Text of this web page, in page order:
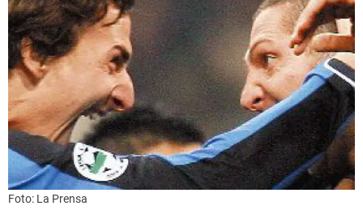
Foto: La Prensa